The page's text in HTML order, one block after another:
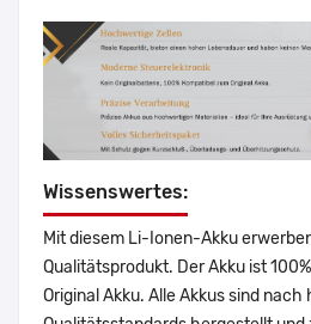
Wissenswertes:
Mit diesem Li-Ionen-Akku
Qualitätsprodukt. Der Akku ist
Original Akku. Alle Akkus sind